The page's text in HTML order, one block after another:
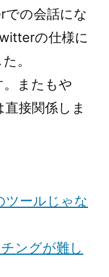
の会話にな
の仕様に
。
またもや
接関係しま
ールじゃな
ングが難し